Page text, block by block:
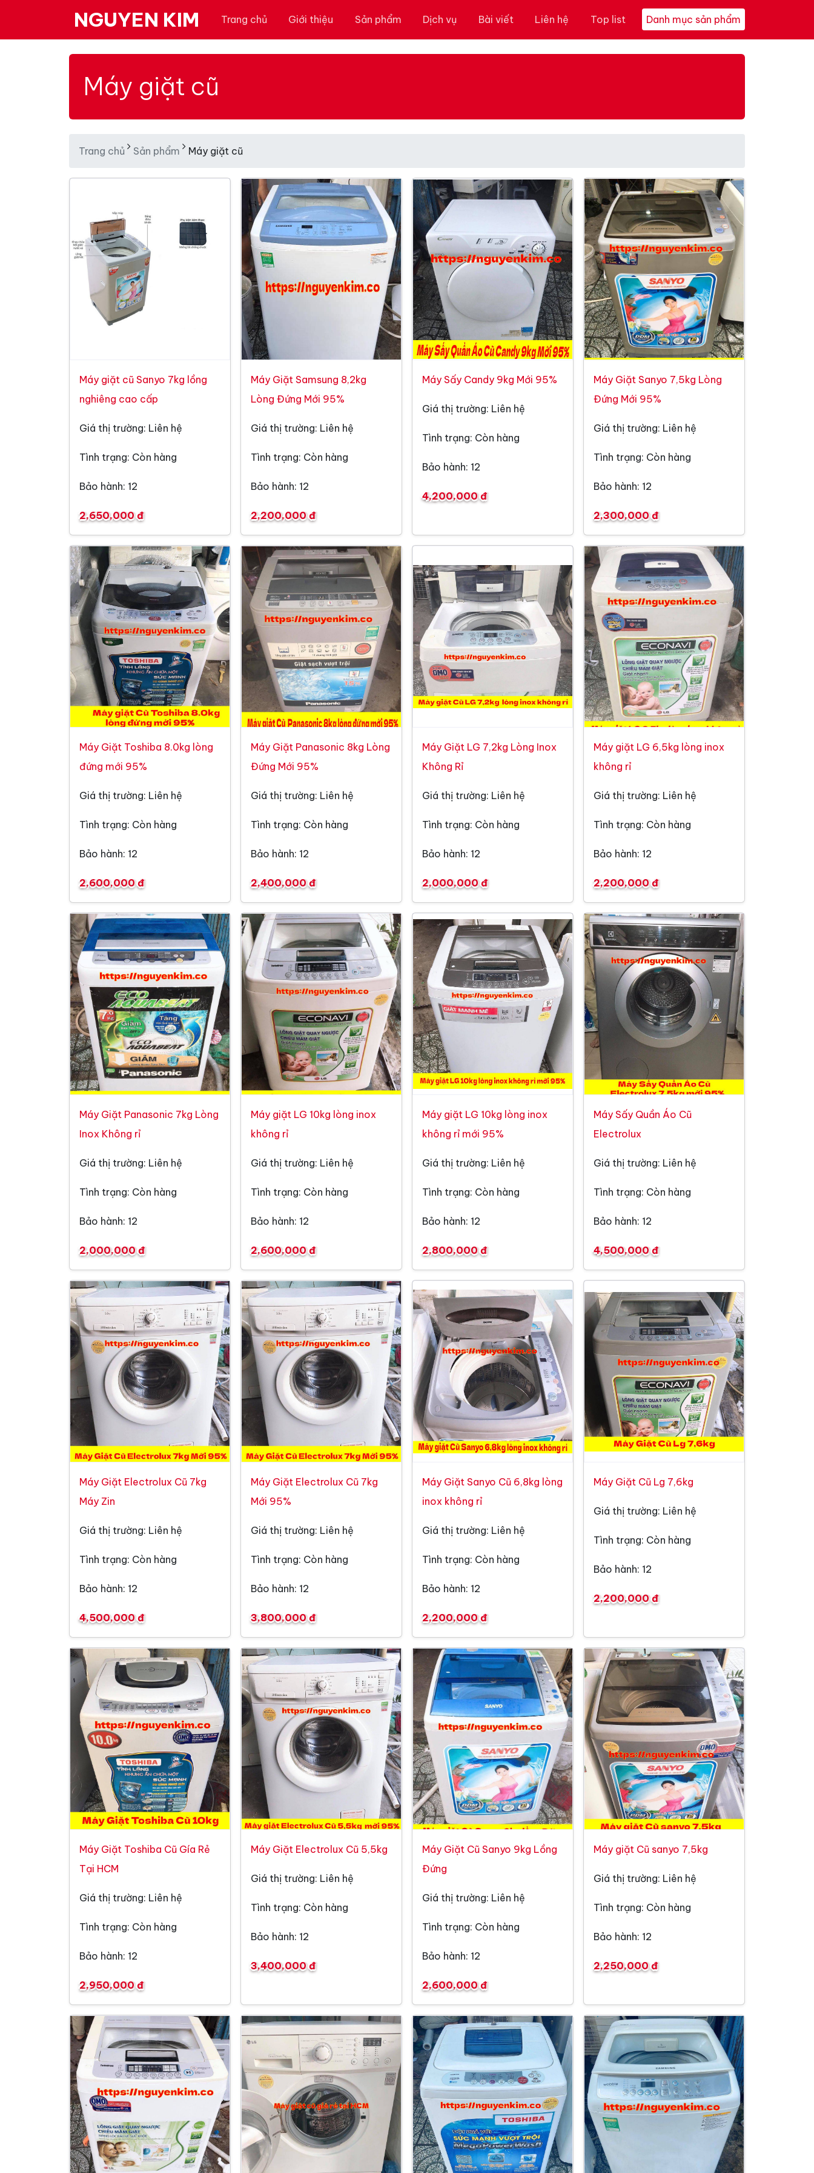
NGUYEN KIM Trang chủ Giới thiệu Sản phẩm Dịch vụ Bài viết Liên hệ Top list Danh mục sản phẩm
Máy giặt cũ
Trang chủ Sản phẩm Máy giặt cũ
Máy giặt cũ Sanyo 7kg lồng
nghiêng cao cấp
Giá thị trường: Liên hệ
Tình trạng: Còn hàng
Bảo hành: 12
2,650,000 đ
Máy Giặt Samsung 8,2kg
Lòng Đứng Mới 95%
Giá thị trường: Liên hệ
Tình trạng: Còn hàng
Bảo hành: 12
2,200,000 đ
Máy Sấy Candy 9kg Mới 95%
Giá thị trường: Liên hệ
Tình trạng: Còn hàng
Bảo hành: 12
4,200,000 đ
Máy Giặt Sanyo 7,5kg Lòng
Đứng Mới 95%
Giá thị trường: Liên hệ
Tình trạng: Còn hàng
Bảo hành: 12
2,300,000 đ
Máy Giặt Toshiba 8.0kg lòng
đứng mới 95%
Giá thị trường: Liên hệ
Tình trạng: Còn hàng
Bảo hành: 12
2,600,000 đ
Máy Giặt Panasonic 8kg Lòng
Đứng Mới 95%
Giá thị trường: Liên hệ
Tình trạng: Còn hàng
Bảo hành: 12
2,400,000 đ
Máy Giặt LG 7,2kg Lòng Inox
Không Rỉ
Giá thị trường: Liên hệ
Tình trạng: Còn hàng
Bảo hành: 12
2,000,000 đ
Máy giặt LG 6,5kg lòng inox
không rỉ
Giá thị trường: Liên hệ
Tình trạng: Còn hàng
Bảo hành: 12
2,200,000 đ
Máy Giặt Panasonic 7kg Lòng
Inox Không rỉ
Giá thị trường: Liên hệ
Tình trạng: Còn hàng
Bảo hành: 12
2,000,000 đ
Máy giặt LG 10kg lòng inox
không rỉ
Giá thị trường: Liên hệ
Tình trạng: Còn hàng
Bảo hành: 12
2,600,000 đ
Máy giặt LG 10kg lòng inox
không rỉ mới 95%
Giá thị trường: Liên hệ
Tình trạng: Còn hàng
Bảo hành: 12
2,800,000 đ
Máy Sấy Quần Áo Cũ
Electrolux
Giá thị trường: Liên hệ
Tình trạng: Còn hàng
Bảo hành: 12
4,500,000 đ
Máy Giặt Electrolux Cũ 7kg
Máy Zin
Giá thị trường: Liên hệ
Tình trạng: Còn hàng
Bảo hành: 12
4,500,000 đ
Máy Giặt Electrolux Cũ 7kg
Mới 95%
Giá thị trường: Liên hệ
Tình trạng: Còn hàng
Bảo hành: 12
3,800,000 đ
Máy Giặt Sanyo Cũ 6,8kg lòng
inox không rỉ
Giá thị trường: Liên hệ
Tình trạng: Còn hàng
Bảo hành: 12
2,200,000 đ
Máy Giặt Cũ Lg 7,6kg
Giá thị trường: Liên hệ
Tình trạng: Còn hàng
Bảo hành: 12
2,200,000 đ
Máy Giặt Toshiba Cũ Gía Rẻ
Tại HCM
Giá thị trường: Liên hệ
Tình trạng: Còn hàng
Bảo hành: 12
2,950,000 đ
Máy Giặt Electrolux Cũ 5,5kg
Giá thị trường: Liên hệ
Tình trạng: Còn hàng
Bảo hành: 12
3,400,000 đ
Máy Giặt Cũ Sanyo 9kg Lồng
Đứng
Giá thị trường: Liên hệ
Tình trạng: Còn hàng
Bảo hành: 12
2,600,000 đ
Máy giặt Cũ sanyo 7,5kg
Giá thị trường: Liên hệ
Tình trạng: Còn hàng
Bảo hành: 12
2,250,000 đ